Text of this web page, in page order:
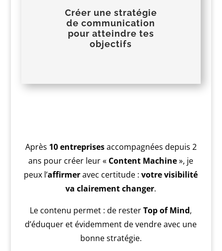
Créer une stratégie
de communication
pour atteindre tes
objectifs
Après 10 entreprisesaccompagnées depuis 2
ans pour créer leur « Content Machine», je
peux l’affirmeravec certitude :votre visibilité
va clairement changer.
Le contenu permet : de resterTop of Mind,
d’éduquer et évidemment de vendre avec une
bonne stratégie.